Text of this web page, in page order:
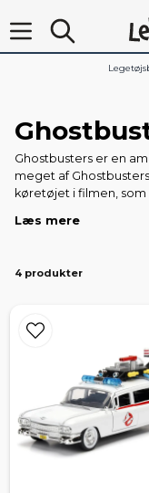
Ghostbusters er en
meget af
køretøjet i filmen,
Læs mere
4 produkter